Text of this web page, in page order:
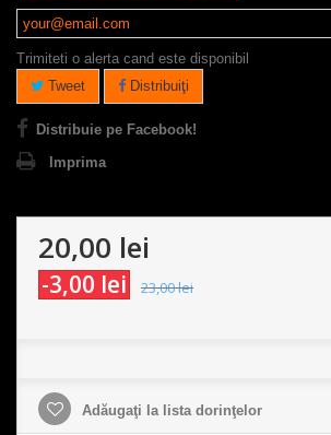
Trimiteti o alerta cand este disponibil
Tweet
Distribuiţi
Distribuie pe Facebook!
Imprima
20,00 lei
-3,00 lei 23,00 lei
Adăugaţi la lista dorinţelor